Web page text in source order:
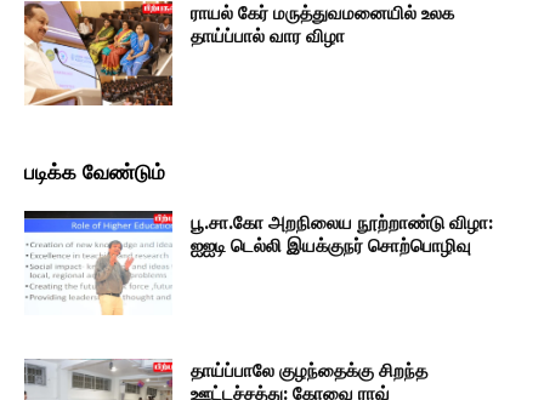
ராயல் கேர் மருத்துவமனையில் உலக
தாய்ப்பால் வார விழா
படிக்க வேண்டும்
பூ.சா.கோ அறநிலைய நூற்றாண்டு விழா:
ஐஐடி டெல்லி இயக்குநர் சொற்பொழிவு
தாய்ப்பாலே குழந்தைக்கு சிறந்த
ஊட்டச்சத்து: கோவை ராவ்